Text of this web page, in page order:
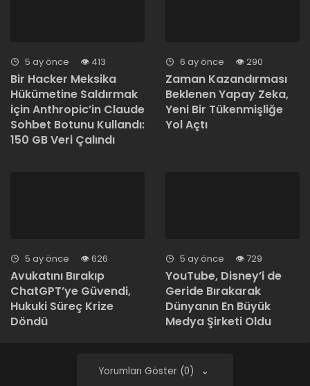
5 ay önce 413
Bir Hacker Meksika
Hükümetine Saldırmak
için Anthropic’in Claude
Sohbet Botunu Kullandı:
150 GB Veri Çalındı
6 ay önce 290
Zaman Kazandırması
Beklenen Yapay Zeka,
Yeni Bir Tükenmişliğe
Yol Açtı
5 ay önce 626
Avukatını Bırakıp
ChatGPT’ye Güvendi,
Hukuki Süreç Krize
Döndü
5 ay önce 729
YouTube, Disney’i de
Geride Bırakarak
Dünyanın En Büyük
Medya Şirketi Oldu
Yorumları Göster (0)